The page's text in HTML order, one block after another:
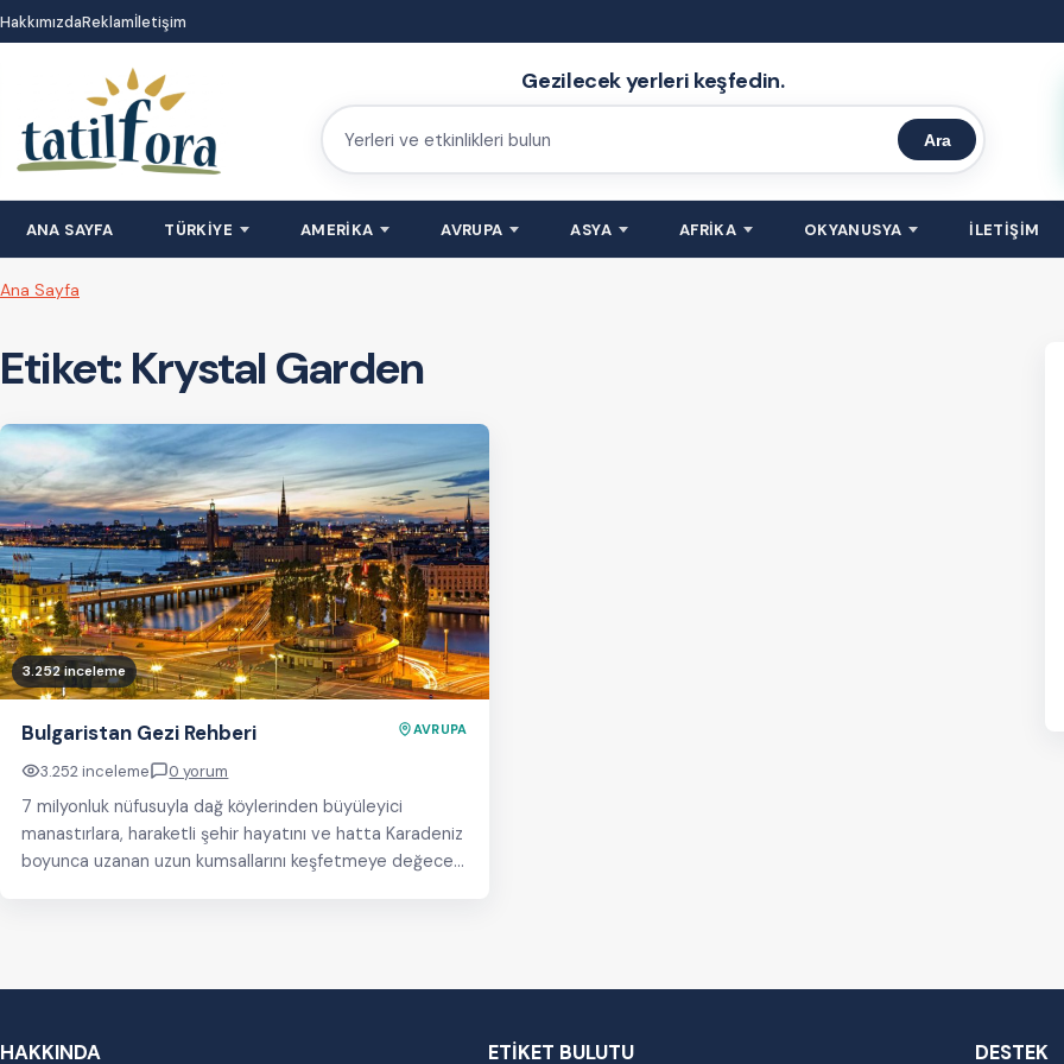
İçeriğe
atla
HakkımızdaReklamİletişim
Gezilecek yerleri keşfedin.
Yerleri
Ara
ANA SAYFA TÜRKİYE AMERİKA AVRUPA ASYA AFRİKA OKYANUSYA İLETİŞİM
Ana Sayfa
Etiket: Krystal Garden
3.252 inceleme
Bulgaristan Gezi Rehberi AVRUPA
3.252 inceleme 0 yorum
7 milyonluk nüfusuyla dağ köylerinden büyüleyici
manastırlara, haraketli şehir hayatını ve hatta Karadeniz
boyunca uzanan uzun kumsallarını keşfetmeye değecek
HAKKINDA ETİKET BULUTU DESTEK